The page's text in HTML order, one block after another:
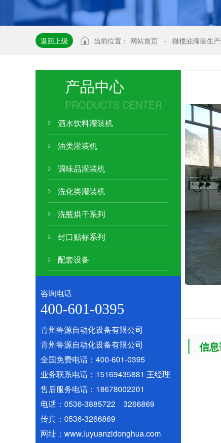
返回上级 当前位置： 网站首页 - 橄榄油灌装生
产品中心
PRODUCTS CENTER
酒水饮料灌装机
油类灌装机
调味品灌装机
洗化类灌装机
洗瓶烘干系列
封口贴标系列
配套设备
咨询电话
400-601-0395
青州鲁源自动化设备有限公司
青州鲁源自动化设备有限公司
全国免费电话：400-601-0395
业务联系电话：15169435881 王经理
售后服务电话：18678002201
电话：0536-3885722 3266869
传真：0536-3266869
网址：www.luyuanzidonghua.com
信